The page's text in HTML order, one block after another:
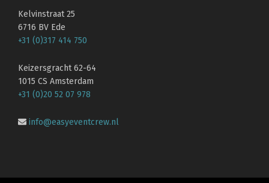
Kelvinstraat 25
6716 BV Ede
+31 (0)317 414 750
Keizersgracht 62-64
1015 CS Amsterdam
+31 (0)20 52 07 978
info@easyeventcrew.nl